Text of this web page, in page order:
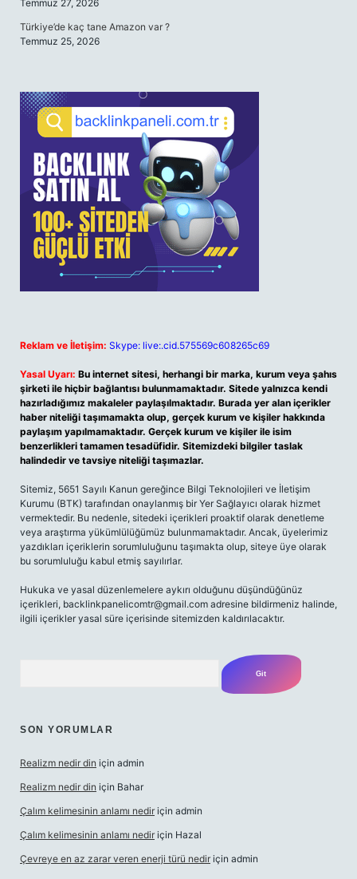
Temmuz 27, 2026
Türkiye’de kaç tane Amazon var ?
Temmuz 25, 2026
Reklam ve İletişim: Skype: live:.cid.575569c608265c69
Yasal Uyarı: Bu internet sitesi, herhangi bir marka, kurum veya şahıs
şirketi ile hiçbir bağlantısı bulunmamaktadır. Sitede yalnızca kendi
hazırladığımız makaleler paylaşılmaktadır. Burada yer alan içerikler
haber niteliği taşımamakta olup, gerçek kurum ve kişiler hakkında
paylaşım yapılmamaktadır. Gerçek kurum ve kişiler ile isim
benzerlikleri tamamen tesadüfidir. Sitemizdeki bilgiler taslak
halindedir ve tavsiye niteliği taşımazlar.
Sitemiz, 5651 Sayılı Kanun gereğince Bilgi Teknolojileri ve İletişim
Kurumu (BTK) tarafından onaylanmış bir Yer Sağlayıcı olarak hizmet
vermektedir. Bu nedenle, sitedeki içerikleri proaktif olarak denetleme
veya araştırma yükümlülüğümüz bulunmamaktadır. Ancak, üyelerimiz
yazdıkları içeriklerin sorumluluğunu taşımakta olup, siteye üye olarak
bu sorumluluğu kabul etmiş sayılırlar.
Hukuka ve yasal düzenlemelere aykırı olduğunu düşündüğünüz
içerikleri, backlinkpanelicomtr@gmail.com adresine bildirmeniz halinde,
ilgili içerikler yasal süre içerisinde sitemizden kaldırılacaktır.
SON YORUMLAR
Realizm nedir din için admin
Realizm nedir din için Bahar
Çalım kelimesinin anlamı nedir için admin
Çalım kelimesinin anlamı nedir için Hazal
Çevreye en az zarar veren enerji türü nedir için admin